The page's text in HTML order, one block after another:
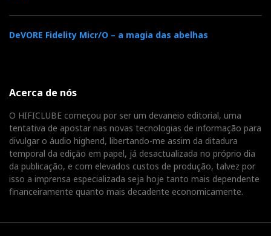
DeVORE Fidelity Micr/O – a magia das abelhas
Acerca de nós
O HIFICLUBE começou por ser um devaneio editorial, uma
tentativa de apostar nas novas tecnologias de informação para
divulgar o áudio highend, libertando-me assim da ditadura
temporal da edição em papel, já desactualizada no próprio dia
da publicação, e com elevados custos de produção, talvez por
isso a imprensa especializada seja hoje tanto mais dependente
financeiramente quanto mais decadente economicamente.